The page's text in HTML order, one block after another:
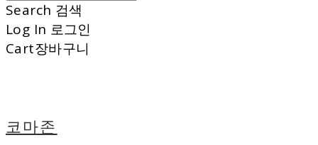
Search 검색
Log In 로그인
Cart장바구니
코마존